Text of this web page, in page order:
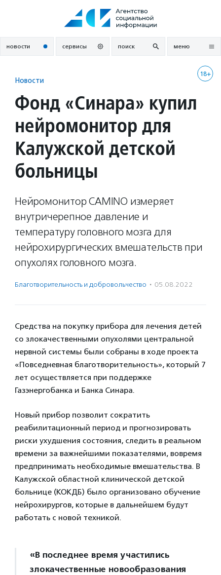
новости сервисы поиск меню
18+
Новости
Фонд «Синара» купил
нейромонитор для
Калужской детской
больницы
Нейромонитор CAMINO измеряет
внутричерепное давление и
температуру головного мозга для
нейрохирургических вмешательств при
опухолях головного мозга.
Благотвори­тель­ность и доброволь­чест­во · 05.08.2022
Средства на покупку прибора для лечения детей
со злокачественными опухолями центральной
нервной системы были собраны в ходе проекта
«Повседневная благотворительность», который 7
лет осуществляется при поддержке
Газэнергобанка и Банка Синара.
Новый прибор позволит сократить
реабилитационный период и прогнозировать
риски ухудшения состояния, следить в реальном
времени за важнейшими показателями, вовремя
предпринимать необходимые вмешательства. В
Калужской областной клинической детской
больнице (КОКДБ) было организовано обучение
нейрохирургов, которые в дальнейшем будут
работать с новой техникой.
«В последнее время участились
злокачественные новообразования